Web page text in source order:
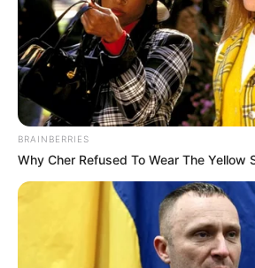
влажность:
давление:
ветер:
Погода на 10 дней от sinoptik.ua
Новини
«Батько був би живий»: на
злочинець, чекаючи 7 років на
BRAINBERRIES
Why Cher Refused To Wear The Yellow